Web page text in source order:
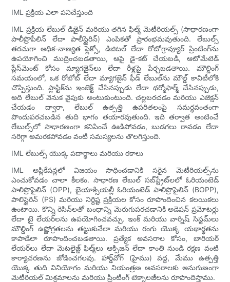
IML ప్రక్రియ ఎలా పనిచేస్తుంది
IML ప్రక్రియ లేబుల్ డిజైన్ మరియు తగిన ఫిల్మ్ మెటీరియల్స్ (సాధారణంగా
పాలీప్రొపీలిన్ లేదా పాలీస్టైరిన్) ఎంపికతో ప్రారంభమవుతుంది. లేబుల్స్
తరచుగా అధిక-నాణ్యత ఫ్లెక్సో, డిజిటల్ లేదా రోటోగ్రావ్యూర్ ప్రింటింగ్‌ను
ఉపయోగించి ముద్రించబడతాయి, ఆపై డై-కట్ చేయబడి, ఆటోమేటెడ్
ప్లేస్‌మెంట్ కోసం మ్యాగజైన్‌లు లేదా రీళ్లపై పేర్చబడతాయి. మౌల్డింగ్
సమయంలో, ఒక రోబోట్ లేదా మ్యాగజైన్ ఫీడ్ లేబుల్‌ను మౌల్డ్ కావిటీలోకి
చొప్పిస్తుంది. ప్లాస్టిక్‌ను ఇంజెక్ట్ చేసినప్పుడు లేదా థర్మోఫార్మ్ చేసినప్పుడు,
అది లేబుల్ వెనుక వైపుకు అంటుకుంటుంది. చల్లబరచడం మరియు ఎజెక్షన్
చేయడం ద్వారా, లేబుల్ ఉత్పత్తి ఉపరితలంపై సమర్థవంతంగా
పొందుపరచబడిన తుది భాగం తయారవుతుంది. ఇది తర్వాత అంటించే
లేబుల్స్‌లో సాధారణంగా కనిపించే ఊడిపోవడం, బుడగలు రావడం లేదా
సరిగ్గా అమరకపోవడం వంటి సమస్యలను తొలగిస్తుంది.
IML లేబుల్స్ యొక్క పదార్థాలు మరియు రకాలు
IML అప్లికేషన్లలో విజయం సాధించడానికి సరైన మెటీరియల్స్‌ను
ఎంచుకోవడం చాలా కీలకం. సాధారణ లేబుల్ సబ్‌స్ట్రేట్‌లలో ఓరియంటెడ్
పాలిప్రొపైలిన్ (OPP), బైయాక్సియల్లీ ఓరియంటెడ్ పాలిప్రొపైలిన్ (BOPP),
పాలిస్టైరిన్ (PS) మరియు నిర్దిష్ట ప్రక్రియల కోసం రూపొందించిన కలయికలు
ఉంటాయి. కొన్ని రెసిన్‌లతో బంధాన్ని మెరుగుపరచడానికి అడెషన్ ప్రమోటర్లు
లేదా టై లేయర్‌లను ఉపయోగించవచ్చు. ఇంక్ మరియు వార్నిష్ సిస్టమ్‌లు
మౌల్డింగ్ ఉష్ణోగ్రతలను తట్టుకునేలా మరియు రంగు యొక్క యథార్థతను
కాపాడేలా రూపొందించబడతాయి. ప్రత్యేక అవసరాల కోసం, బారియర్
లేయర్‌లు లేదా మెటలైజ్డ్ ఫిల్మ్‌లు ఆక్సిజన్ లేదా కాంతి నుండి రక్షణ వంటి
కార్యాచరణను జోడించగలవు. హార్డ్‌వోగ్ (హైము) వద్ద, మేము ఉత్పత్తి
యొక్క తుది వినియోగం మరియు నియంత్రణ అవసరాలకు అనుగుణంగా
మెటీరియల్ మిశ్రమాలను మరియు ప్రింటింగ్ టెక్నాలజీలను రూపొందిస్తాము.